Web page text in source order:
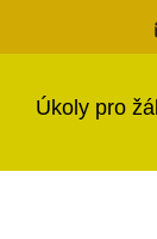
Úkoly pro